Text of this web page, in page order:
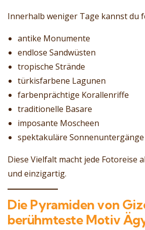
Innerhalb weniger Tage kannst du
antike Monumente
endlose Sandwüsten
tropische Strände
türkisfarbene Lagunen
farbenprächtige Korallenriffe
traditionelle Basare
imposante Moscheen
spektakuläre Sonnenuntergänge
Diese Vielfalt macht jede Fotoreise
und einzigartig.
Die Pyramiden von
berühmteste Motiv